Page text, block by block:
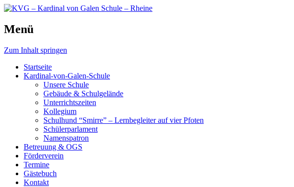
KVG – Kardinal von Galen Schule – Rheine
Schule, die bewegt.
Menü
Zum Inhalt springen
Startseite
Kardinal-von-Galen-Schule
Unsere Schule
Gebäude & Schulgelände
Unterrichtszeiten
Kollegium
Schulhund “Smirre” – Lernbegleiter auf vier Pfoten
Schülerparlament
Namenspatron
Betreuung & OGS
Förderverein
Termine
Gästebuch
Kontakt